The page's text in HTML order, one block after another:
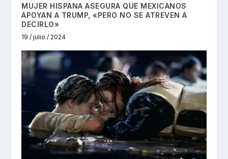
MUJER HISPANA ASEGURA QUE MEXICANOS
APOYAN A TRUMP, «PERO NO SE ATREVEN A
DECIRLO»
19 / julio / 2024